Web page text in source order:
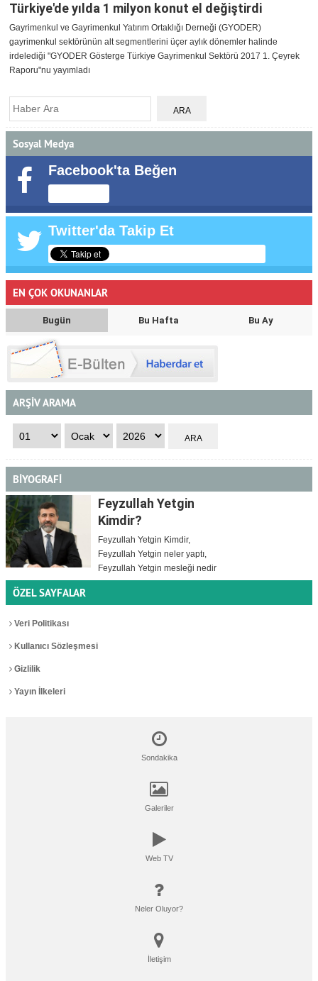
Türkiye'de yılda 1 milyon konut el değiştirdi
Gayrimenkul ve Gayrimenkul Yatırım Ortaklığı Derneği (GYODER)
gayrimenkul sektörünün alt segmentlerini üçer aylık dönemler halinde
irdelediği "GYODER Gösterge Türkiye Gayrimenkul Sektörü 2017 1. Çeyrek
Raporu"nu yayımladı
Sosyal Medya
Facebook'ta Beğen
Twitter'da Takip Et
EN ÇOK OKUNANLAR
Bugün Bu Hafta Bu Ay
ARŞİV ARAMA
BİYOGRAFİ
Feyzullah Yetgin
Kimdir?
Feyzullah Yetgin Kimdir,
Feyzullah Yetgin neler yaptı,
Feyzullah Yetgin mesleği nedir
ÖZEL SAYFALAR
Veri Politikası
Kullanıcı Sözleşmesi
Gizlilik
Yayın İlkeleri
Sondakika
Galeriler
Web TV
Neler Oluyor?
İletişim